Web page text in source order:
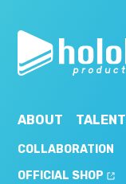
ABOUT TALENT
COLLABORATION
OFFICIAL SHOP